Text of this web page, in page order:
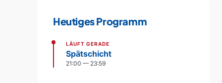
Heutiges Programm
LÄUFT GERADE
Spätschicht
21:00 — 23:59